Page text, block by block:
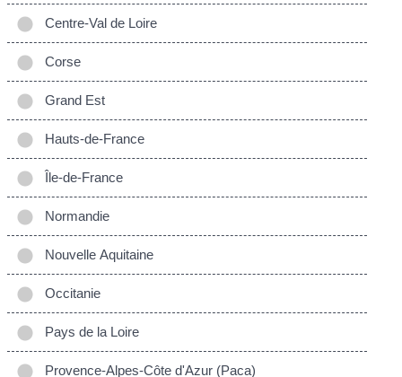
Centre-Val de Loire
Corse
Grand Est
Hauts-de-France
Île-de-France
Normandie
Nouvelle Aquitaine
Occitanie
Pays de la Loire
Provence-Alpes-Côte d'Azur (Paca)